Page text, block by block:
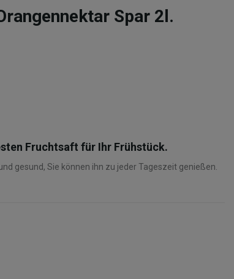
Spar 2l.
Fruchtsaft für Ihr Frühstück.
gesund, Sie können ihn zu jeder Tageszeit genießen.